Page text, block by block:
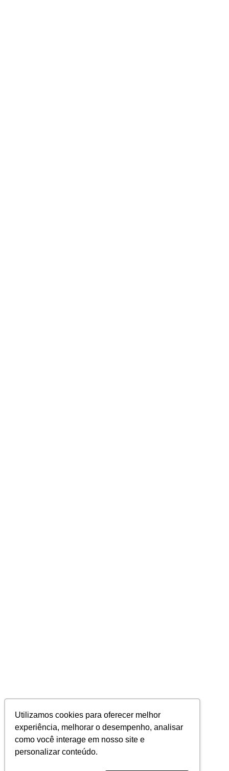
Utilizamos cookies para oferecer melhor
experiência, melhorar o desempenho, analisar
como você interage em nosso site e
personalizar conteúdo.